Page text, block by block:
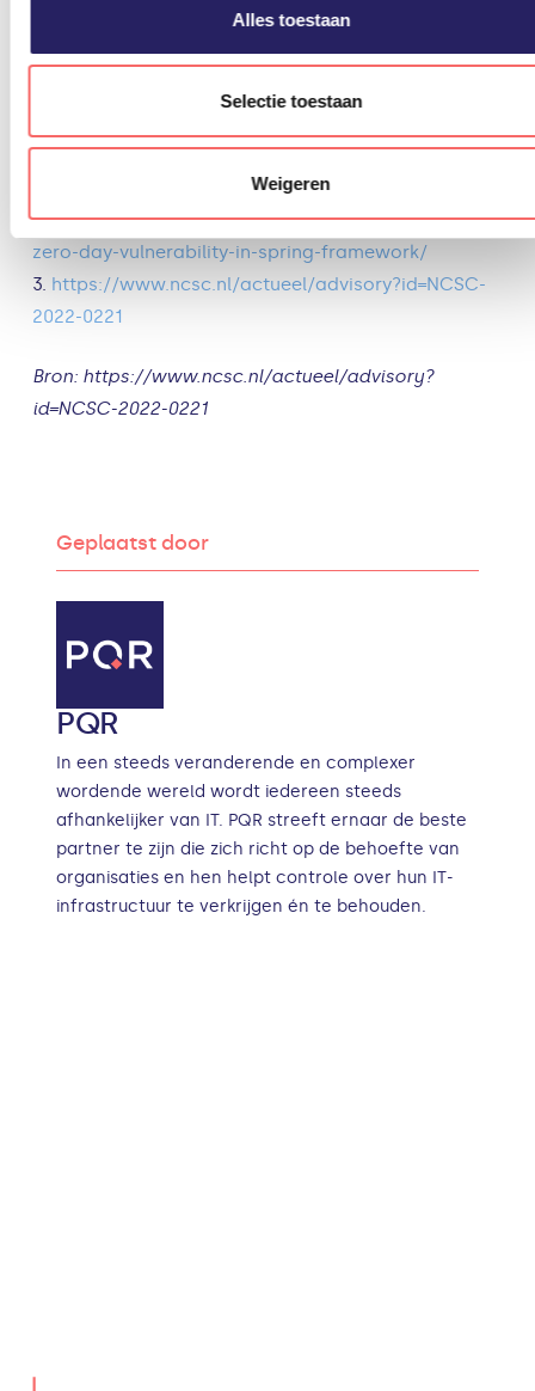
Alles toestaan
Selectie toestaan
Weigeren
informatie?
https://www.contrastsecurity.com/security-
confirmed-what-it-is-and-how-to-be-prepared
https://www.rapid7.com/blog/post/2022/03/30/
zero-day-vulnerability-in-spring-framework/
3. https://www.ncsc.nl/actueel/advisory?id=NCSC-
2022-0221
Bron: https://www.ncsc.nl/actueel/advisory?
id=NCSC-2022-0221
Geplaatst door
PQR
In een steeds veranderende en complexer
wordende wereld wordt iedereen steeds
afhankelijker van IT. PQR streeft ernaar de beste
partner te zijn die zich richt op de behoefte van
organisaties en hen helpt controle over hun IT-
infrastructuur te verkrijgen én te behouden.